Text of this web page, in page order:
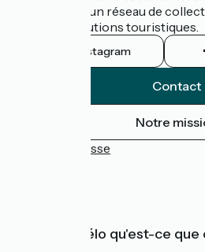
promu par un réseau de
leurs institutions touristiques.
Instagram
Contact
Notre
Espace Presse
Accueil Vélo qu'est-ce que